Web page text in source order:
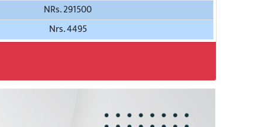
NRs. 291500
Nrs. 4495